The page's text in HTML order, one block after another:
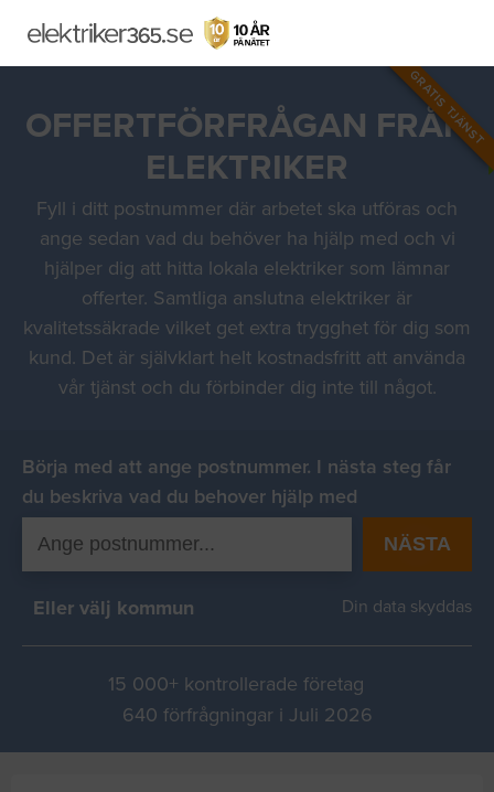
GRATIS TJÄNST
OFFERTFÖRFRÅGAN FRÅN
ELEKTRIKER
Fyll i ditt postnummer där arbetet ska utföras och
ange sedan vad du behöver ha hjälp med och vi
hjälper dig att hitta lokala elektriker som lämnar
offerter. Samtliga anslutna elektriker är
kvalitetssäkrade vilket get extra trygghet för dig som
kund. Det är självklart helt kostnadsfritt att använda
vår tjänst och du förbinder dig inte till något.
Börja med att ange postnummer. I nästa steg får
du beskriva vad du behover hjälp med
NÄSTA
Eller välj kommun Din data skyddas
15 000+ kontrollerade företag
640 förfrågningar i Juli 2026